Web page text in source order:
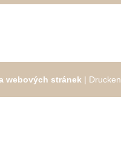
webových stránek | Drucken